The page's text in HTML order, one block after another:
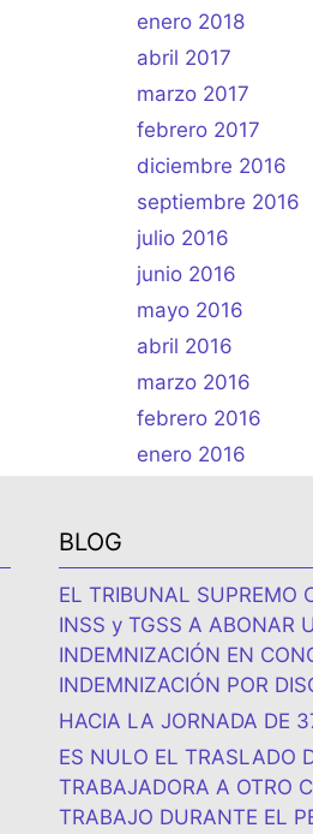
enero 2018
abril 2017
marzo 2017
febrero 2017
diciembre 2016
septiembre 2016
julio 2016
junio 2016
mayo 2016
abril 2016
marzo 2016
febrero 2016
enero 2016
BLOG
EL TRIBUNAL SUPREMO
INSS y TGSS A ABONAR
INDEMNIZACIÓN EN
INDEMNIZACIÓN POR
HACIA LA JORNADA DE
ES NULO EL TRASLADO
TRABAJADORA A OTRO
TRABAJO DURANTE EL